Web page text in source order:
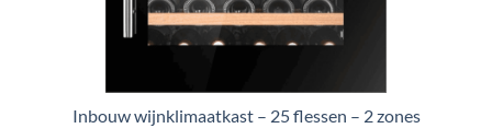
Inbouw wijnklimaatkast – 25 flessen – 2 zones